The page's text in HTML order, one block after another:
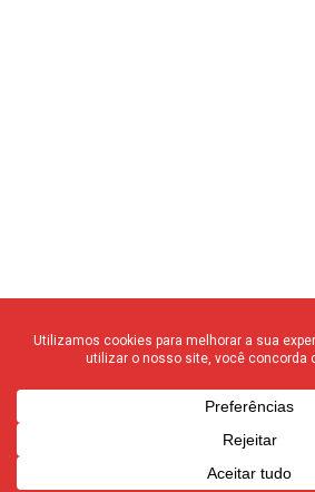
© 2020 F3 Notícias – Todos os direitos